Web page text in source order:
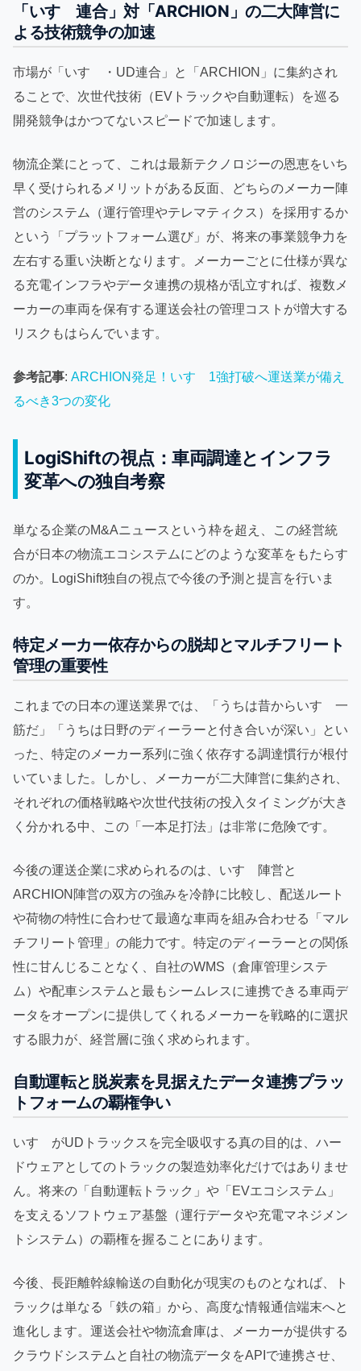
「いすゞ連合」対「ARCHION」の二大陣営に
よる技術競争の加速
市場が「いすゞ・UD連合」と「ARCHION」に集約され
ることで、次世代技術（EVトラックや自動運転）を巡る
開発競争はかつてないスピードで加速します。
物流企業にとって、これは最新テクノロジーの恩恵をいち
早く受けられるメリットがある反面、どちらのメーカー陣
営のシステム（運行管理やテレマティクス）を採用するか
という「プラットフォーム選び」が、将来の事業競争力を
左右する重い決断となります。メーカーごとに仕様が異な
る充電インフラやデータ連携の規格が乱立すれば、複数メ
ーカーの車両を保有する運送会社の管理コストが増大する
リスクもはらんでいます。
参考記事: ARCHION発足！いすゞ1強打破へ運送業が備え
るべき3つの変化
LogiShiftの視点：車両調達とインフラ
変革への独自考察
単なる企業のM&Aニュースという枠を超え、この経営統
合が日本の物流エコシステムにどのような変革をもたらす
のか。LogiShift独自の視点で今後の予測と提言を行いま
す。
特定メーカー依存からの脱却とマルチフリート
管理の重要性
これまでの日本の運送業界では、「うちは昔からいすゞ一
筋だ」「うちは日野のディーラーと付き合いが深い」とい
った、特定のメーカー系列に強く依存する調達慣行が根付
いていました。しかし、メーカーが二大陣営に集約され、
それぞれの価格戦略や次世代技術の投入タイミングが大き
く分かれる中、この「一本足打法」は非常に危険です。
今後の運送企業に求められるのは、いすゞ陣営と
ARCHION陣営の双方の強みを冷静に比較し、配送ルート
や荷物の特性に合わせて最適な車両を組み合わせる「マル
チフリート管理」の能力です。特定のディーラーとの関係
性に甘んじることなく、自社のWMS（倉庫管理システ
ム）や配車システムと最もシームレスに連携できる車両デ
ータをオープンに提供してくれるメーカーを戦略的に選択
する眼力が、経営層に強く求められます。
自動運転と脱炭素を見据えたデータ連携プラッ
トフォームの覇権争い
いすゞがUDトラックスを完全吸収する真の目的は、ハー
ドウェアとしてのトラックの製造効率化だけではありませ
ん。将来の「自動運転トラック」や「EVエコシステム」
を支えるソフトウェア基盤（運行データや充電マネジメン
トシステム）の覇権を握ることにあります。
今後、長距離幹線輸送の自動化が現実のものとなれば、ト
ラックは単なる「鉄の箱」から、高度な情報通信端末へと
進化します。運送会社や物流倉庫は、メーカーが提供する
クラウドシステムと自社の物流データをAPIで連携させ、